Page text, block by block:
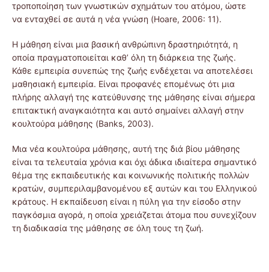
τροποποίηση των γνωστικών σχημάτων του ατόμου, ώστε
να ενταχθεί σε αυτά η νέα γνώση (Hoare, 2006: 11).
Η μάθηση είναι μια βασική ανθρώπινη δραστηριότητά, η
οποία πραγματοποιείται καθ’ όλη τη διάρκεια της ζωής.
Κάθε εμπειρία συνεπώς της ζωής ενδέχεται να αποτελέσει
μαθησιακή εμπειρία. Είναι προφανές επομένως ότι μια
πλήρης αλλαγή της κατεύθυνσης της μάθησης είναι σήμερα
επιτακτική αναγκαιότητα και αυτό σημαίνει αλλαγή στην
κουλτούρα μάθησης (Banks, 2003).
Μια νέα κουλτούρα μάθησης, αυτή της διά βίου μάθησης
είναι τα τελευταία χρόνια και όχι άδικα ιδιαίτερα σημαντικό
θέμα της εκπαιδευτικής και κοινωνικής πολιτικής πολλών
κρατών, συμπεριλαμβανομένου εξ αυτών και του Ελληνικού
κράτους. Η εκπαίδευση είναι η πύλη για την είσοδο στην
παγκόσμια αγορά, η οποία χρειάζεται άτομα που συνεχίζουν
τη διαδικασία της μάθησης σε όλη τους τη ζωή.